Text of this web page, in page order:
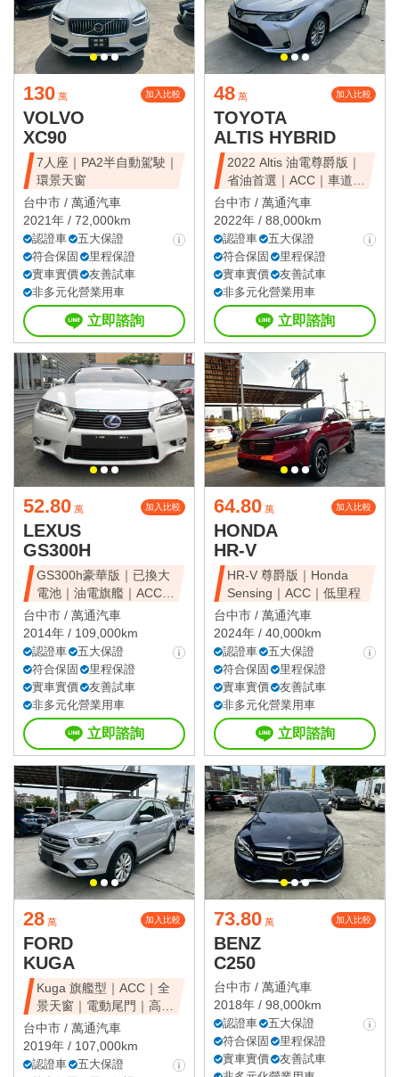
130 萬 加入比較
VOLVO
XC90
7人座｜PA2半自動駕駛｜
環景天窗
台中市 / 萬通汽車
2021年 / 72,000km
認證車
五大保證
符合保固
里程保證
實車實價
友善試車
非多元化營業用車
立即諮詢
48 萬 加入比較
TOYOTA
ALTIS HYBRID
2022 Altis 油電尊爵版｜
省油首選｜ACC｜車道維
持
台中市 / 萬通汽車
2022年 / 88,000km
認證車
五大保證
符合保固
里程保證
實車實價
友善試車
非多元化營業用車
立即諮詢
52.80 萬 加入比較
LEXUS
GS300H
GS300h豪華版｜已換大
電池｜油電旗艦｜ACC｜
天窗豪華房
台中市 / 萬通汽車
2014年 / 109,000km
認證車
五大保證
符合保固
里程保證
實車實價
友善試車
非多元化營業用車
立即諮詢
64.80 萬 加入比較
HONDA
HR-V
HR-V 尊爵版｜Honda
Sensing｜ACC｜低里程
台中市 / 萬通汽車
2024年 / 40,000km
認證車
五大保證
符合保固
里程保證
實車實價
友善試車
非多元化營業用車
立即諮詢
28 萬 加入比較
FORD
KUGA
Kuga 旗艦型｜ACC｜全
景天窗｜電動尾門｜高CP
值休旅
台中市 / 萬通汽車
2019年 / 107,000km
認證車
五大保證
73.80 萬 加入比較
BENZ
C250
台中市 / 萬通汽車
2018年 / 98,000km
認證車
五大保證
符合保固
里程保證
實車實價
友善試車